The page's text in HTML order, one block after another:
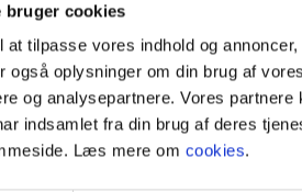
bruger cookies
at tilpasse vores indhold og
også oplysninger om din brug af
og analysepartnere. Vores
indsamlet fra din brug af deres
Læs mere om cookies.